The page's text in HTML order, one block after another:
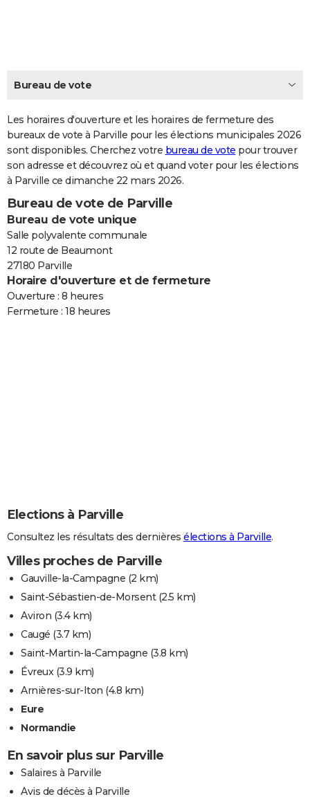
Carte de Noël
Carte Bonne année
Carte Saint-Valentin
Carte Pâques
Carte d'anniversaire
DICTIONNAIRE
Dictionnaire
Biographies
Citations
Expressions
Proverbes
PROGRAMME TV
COPAINS D'AVANT
S'inscrire
Se connecter
Lycées
Collèges
Primaires
Universités
Entreprises
Service militaire
Avis de recherche
AVIS DE DÉCÈS
FORUM
Bricolage
Lifestyle
Culture
Sport
Auto
Television
Voyage
Cinema
Bureau de vote
Les horaires d'ouverture et les horaires de fermeture des
bureaux de vote à Parville pour les élections municipales 2026
sont disponibles. Cherchez votre bureau de vote pour trouver
son adresse et découvrez où et quand voter pour les élections
à Parville ce dimanche 22 mars 2026.
Bureau de vote de Parville
Bureau de vote unique
Salle polyvalente communale
12 route de Beaumont
27180 Parville
Horaire d'ouverture et de fermeture
Ouverture : 8 heures
Fermeture : 18 heures
Elections à Parville
Consultez les résultats des dernières élections à Parville.
Villes proches de Parville
Gauville-la-Campagne (2 km)
Saint-Sébastien-de-Morsent(2.5 km)
Aviron (3.4 km)
Caugé (3.7 km)
Saint-Martin-la-Campagne (3.8 km)
Évreux(3.9 km)
Arnières-sur-Iton (4.8 km)
Eure
Normandie
En savoir plus sur Parville
Salaires à Parville
Avis de décès à Parville